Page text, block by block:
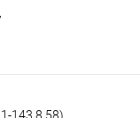
143.8.58)